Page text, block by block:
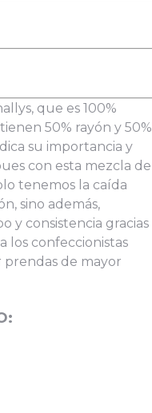
que es 100%
50% rayón y 50%
su importancia y
con esta mezcla de
tenemos la caída
sino además,
y consistencia gracias
los confeccionistas
de mayor